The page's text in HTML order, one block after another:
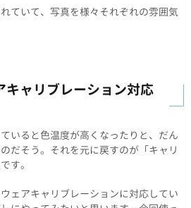
ていて、写真を様々それぞれの雰囲気
キャリブレーション対応
いると色温度が高くなったりと、だん
だそう。それを元に戻すのが「キャリ
す。
ェアキャリブレーションに対応してい